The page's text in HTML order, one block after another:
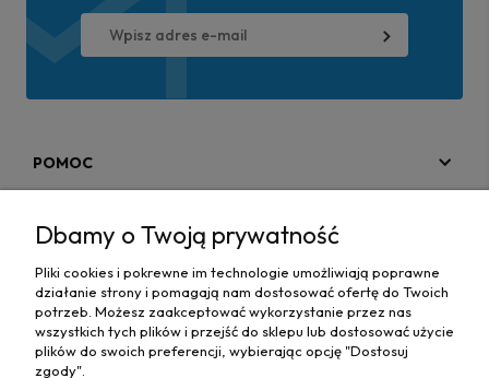
POMOC
MAPA STRONY
INFORMACJE
Dbamy o Twoją prywatność
Pliki cookies i pokrewne im technologie umożliwiają poprawne
działanie strony i pomagają nam dostosować ofertę do Twoich
potrzeb. Możesz zaakceptować wykorzystanie przez nas
wszystkich tych plików i przejść do sklepu lub dostosować użycie
plików do swoich preferencji, wybierając opcję "Dostosuj
zgody".